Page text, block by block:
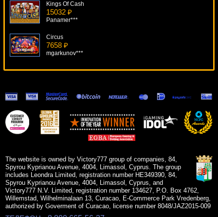
Kings Of Cash
15032 ₽
Panamer***
Circus
7658 ₽
mgarkunov***
Chukchi Man
10261 ₽
Panamer***
Love Bugs
The website is owned by Victory777 group of companies, 84,
Spyrou Kyprianou Avenue, 4004, Limassol, Cyprus. The group
includes Leondra Limited, registration number HE349390, 84,
Spyrou Kyprianou Avenue, 4004, Limassol, Cyprus, and
Victory777 N.V. Limited, registration number 134627, P.O. Box 4762,
Willemstad, Wilhelminalaan 13, Curacao, E-Commerce Park Vredenberg,
authorized by Goverment of Curacao, license number 8048/JAZ2015-009